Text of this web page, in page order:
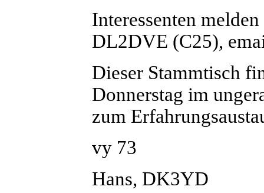
Interessenten
DL2DVE (C25),
Dieser Stammtisch
Donnerstag im
zum
vy 73
Hans, DK3YD